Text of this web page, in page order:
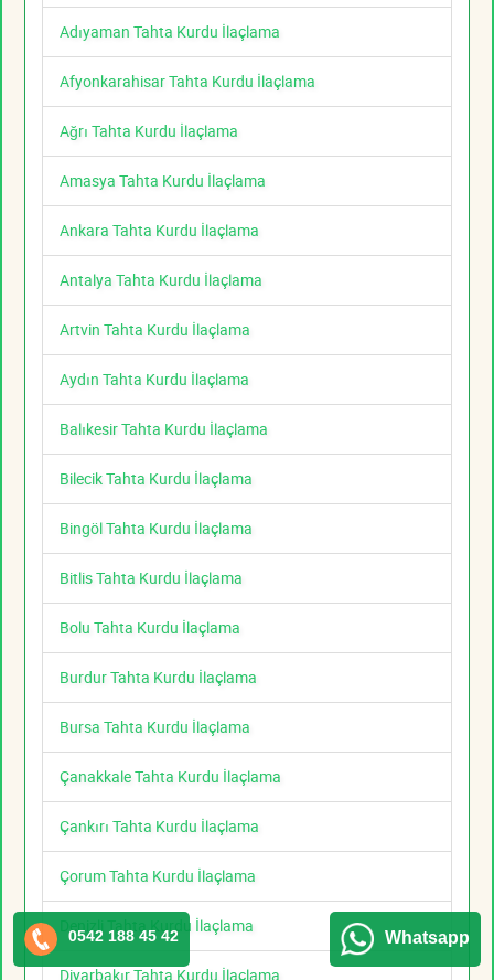
Adıyaman Tahta Kurdu İlaçlama
Afyonkarahisar Tahta Kurdu İlaçlama
Ağrı Tahta Kurdu İlaçlama
Amasya Tahta Kurdu İlaçlama
Ankara Tahta Kurdu İlaçlama
Antalya Tahta Kurdu İlaçlama
Artvin Tahta Kurdu İlaçlama
Aydın Tahta Kurdu İlaçlama
Balıkesir Tahta Kurdu İlaçlama
Bilecik Tahta Kurdu İlaçlama
Bingöl Tahta Kurdu İlaçlama
Bitlis Tahta Kurdu İlaçlama
Bolu Tahta Kurdu İlaçlama
Burdur Tahta Kurdu İlaçlama
Bursa Tahta Kurdu İlaçlama
Çanakkale Tahta Kurdu İlaçlama
Çankırı Tahta Kurdu İlaçlama
Çorum Tahta Kurdu İlaçlama
Denizli Tahta Kurdu İlaçlama
Diyarbakır Tahta Kurdu İlaçlama
0542 188 45 42 Whatsapp